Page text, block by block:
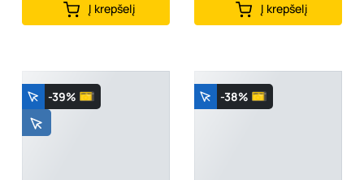
Į krepšelį Į krepšelį
-39% -38%